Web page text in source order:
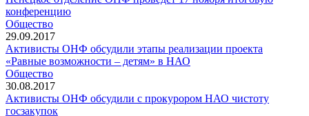
конференцию
Общество
29.09.2017
Активисты ОНФ обсудили этапы реализации проекта
«Равные возможности – детям» в НАО
Общество
30.08.2017
Активисты ОНФ обсудили с прокурором НАО чистоту
госзакупок